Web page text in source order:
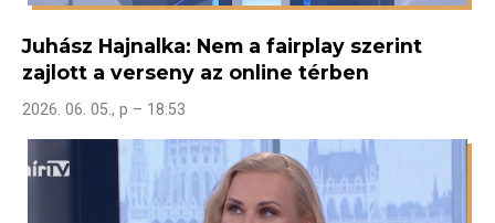
Juhász Hajnalka: Nem a fairplay szerint
zajlott a verseny az online térben
2026. 06. 05., p – 18:53